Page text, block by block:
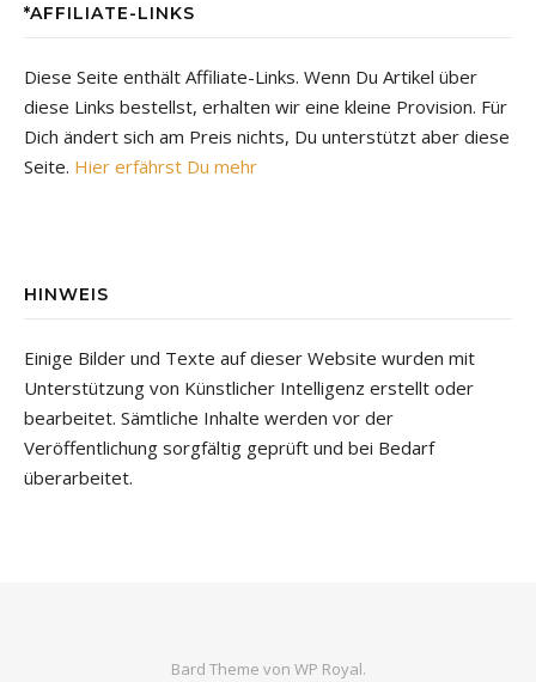
*AFFILIATE-LINKS
Diese Seite enthält Affiliate-Links. Wenn Du Artikel über
diese Links bestellst, erhalten wir eine kleine Provision. Für
Dich ändert sich am Preis nichts, Du unterstützt aber diese
Seite. Hier erfährst Du mehr
HINWEIS
Einige Bilder und Texte auf dieser Website wurden mit
Unterstützung von Künstlicher Intelligenz erstellt oder
bearbeitet. Sämtliche Inhalte werden vor der
Veröffentlichung sorgfältig geprüft und bei Bedarf
überarbeitet.
Bard Theme von WP Royal.